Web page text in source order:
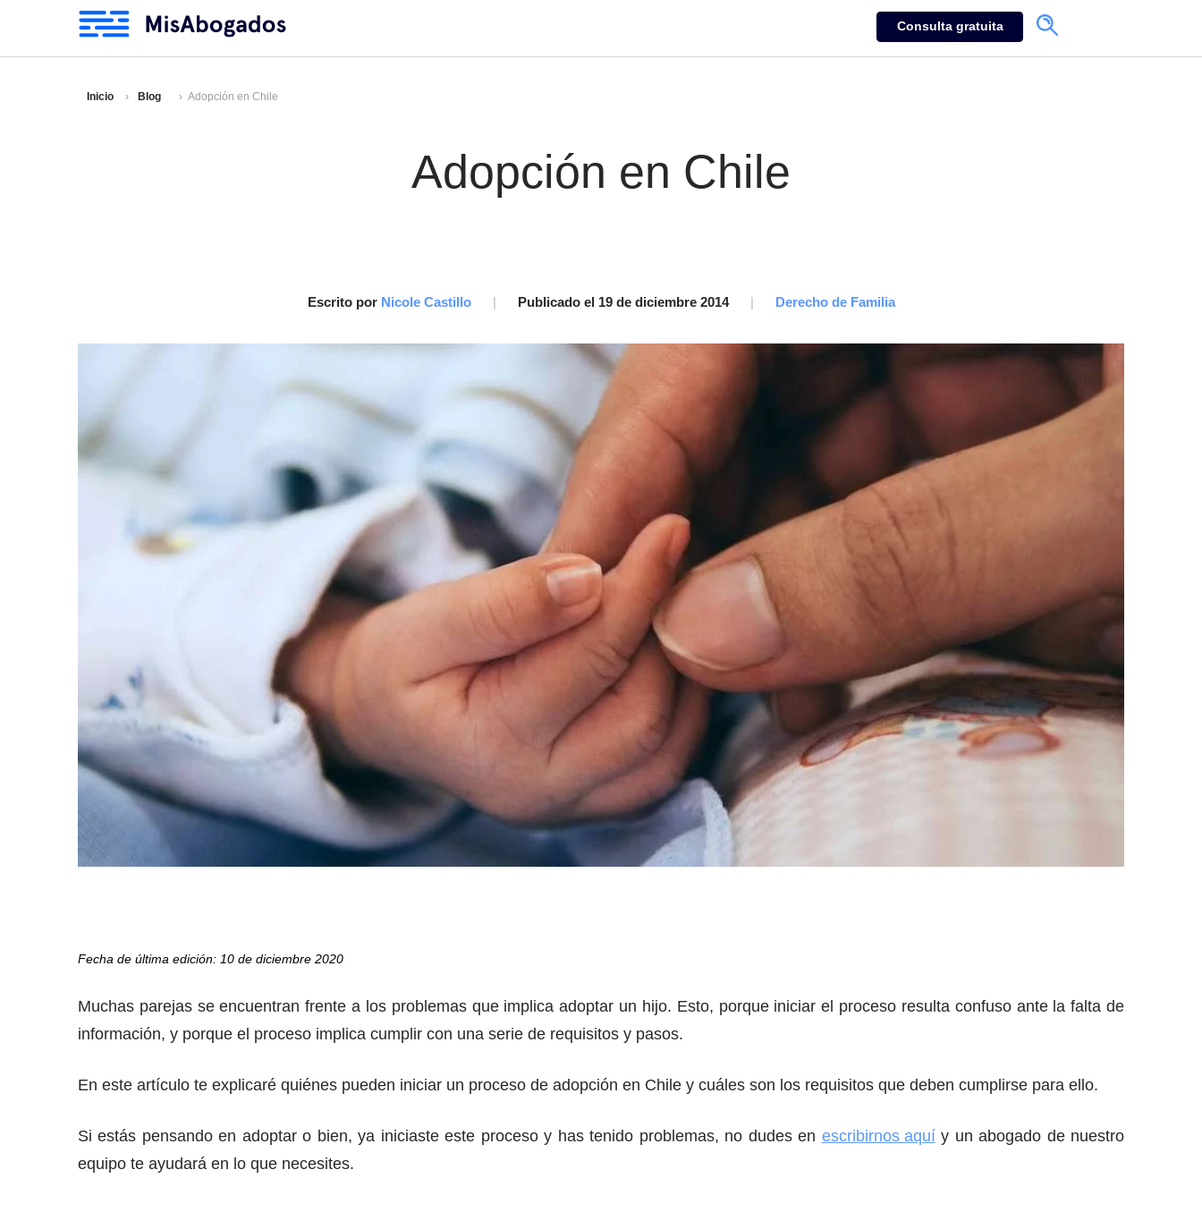
Consulta gratuita
Inicio Blog Adopción en Chile
Adopción en Chile
Escrito por Nicole Castillo | Publicado el 19 de diciembre 2014 | Derecho de Familia
Fecha de última edición: 10 de diciembre 2020
Muchas parejas se encuentran frente a los problemas que implica adoptar un hijo. Esto, porque iniciar el proceso resulta confuso ante la falta de
información, y porque el proceso implica cumplir con una serie de requisitos y pasos.
En este artículo te explicaré quiénes pueden iniciar un proceso de adopción en Chile y cuáles son los requisitos que deben cumplirse para ello.
Si estás pensando en adoptar o bien, ya iniciaste este proceso y has tenido problemas, no dudes en escribirnos aquí y un abogado de nuestro
equipo te ayudará en lo que necesites.